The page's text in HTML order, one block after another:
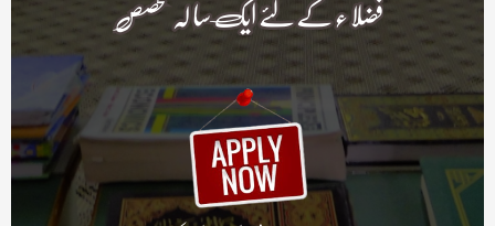
فضلا ء کے لئے ایک سا لہ تخصص